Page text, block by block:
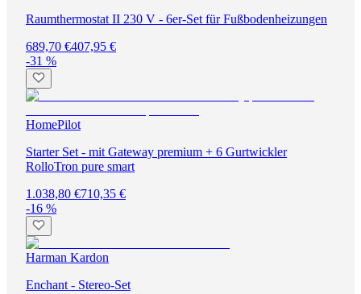
Raumthermostat II 230 V - 6er-Set für Fußbodenheizungen
689,70 €407,95 €
-31 %
HomePilot
Starter Set - mit Gateway premium + 6 Gurtwickler
RolloTron pure smart
1.038,80 €710,35 €
-16 %
Harman Kardon
Enchant - Stereo-Set